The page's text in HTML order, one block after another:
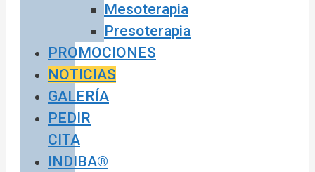
Mesoterapia
Presoterapia
PROMOCIONES
NOTICIAS
GALERÍA
PEDIR
CITA
INDIBA®